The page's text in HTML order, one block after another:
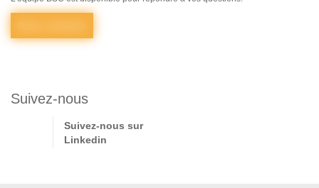
Suivez-nous
Suivez-nous sur
Linkedin